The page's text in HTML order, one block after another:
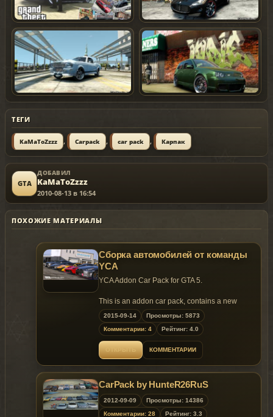
ТЕГИ
KaMaToZzzz , Carpack , car pack , Карпак
GTA
ДОБАВИЛ
KaMaToZzzz
2010-08-13 в 16:54
ПОХОЖИЕ МАТЕРИАЛЫ
Сборка автомобилей от команды
YCA
YCA Addon Car Pack for GTA 5.
This is an addon car pack, contains a new
mod: Camaro ZL1 and latest versions of
several cars from YCA
Only few files you need to modify
FOLLOW INSRUCTIONS TO INSTALL！
Car list (1.0)
2013 Camaro ZL1, tunable. most ingame
functions,Model from Forza4 and NFSRivals
2012 Aventador, fixed interior textures
2013 LaFerrari
2015-09-14
Просмотры: 5873
Комментарии: 4
Рейтинг: 4.0
КОММЕНТАРИИ
CarPack by HunteR26RuS
2012-09-09
Просмотры: 14386
Комментарии: 28
Рейтинг: 3.3